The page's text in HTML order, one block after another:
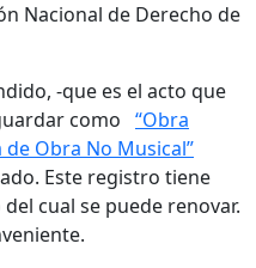
Nacional de Derecho de
-que es el acto que
como “Obra
Obra No Musical”
Este registro tiene
cual se puede renovar.